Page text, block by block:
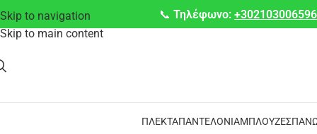
Skip to navigation
Skip to main content
📞 Τηλέφωνο:
ΠΛΕΚΤΆΠΑΝΤΕΛΌΝΙΑΜΠΛΟΎΖΕΣ